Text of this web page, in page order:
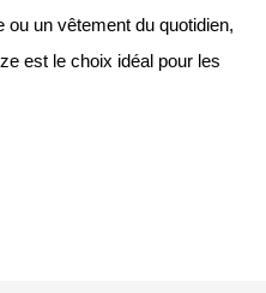
un vêtement du quotidien,
est le choix idéal pour les